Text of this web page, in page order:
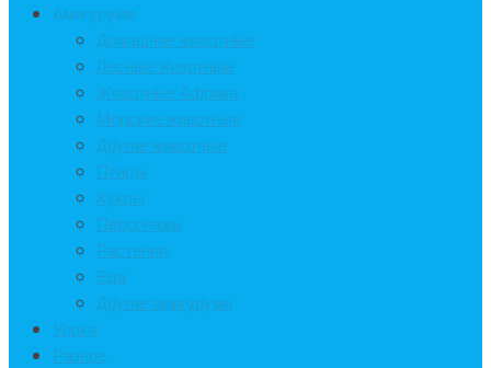
Амигуруми
Домашние животные
Лесные животные
Животные Африка
Морские животные
Другие животные
Птицы
Куклы
Персонажи
Растения
Еда
Другие амигуруми
Уроки
Разное